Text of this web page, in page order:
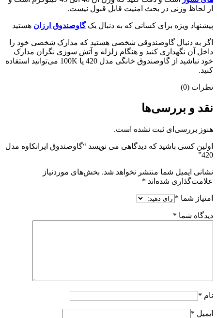
از لحاظ وزنی در بحث امنیت قابل قبول نیست.
پیشنهاد ویژه برای کسانی که به دنبال یکگاوصندوق ارزان هستید
اگر به دنبال گاوصندوقی شخصی هستید که مدارک شخصی خود را
داخل آن نگهداری کنید و هنگام زلزله و آتش سوزی نگران مدارک
خود نباشید از گاوصندوق خانگی مدل 420 یا 100K می‌توانید استفاده
کنید.
نظرات (0)
نقد و بررسی‌ها
هنوز بررسی‌ای ثبت نشده است.
اولین کسی باشید که دیدگاهی می نویسد “گاوصندوق ایرانکاوه مدل
420”
نشانی ایمیل شما منتشر نخواهد شد. بخش‌های موردنیاز
علامت‌گذاری شده‌اند *
امتیاز شما *
دیدگاه شما *
نام *
ایمیل *